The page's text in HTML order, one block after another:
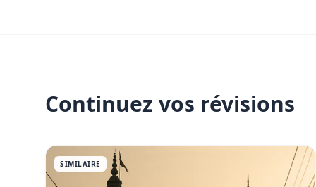
Continuez vos révisions
SIMILAIRE